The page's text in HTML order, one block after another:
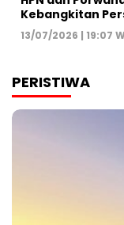
Kebangkitan
13/07/2026 | 19:07
PERISTIWA